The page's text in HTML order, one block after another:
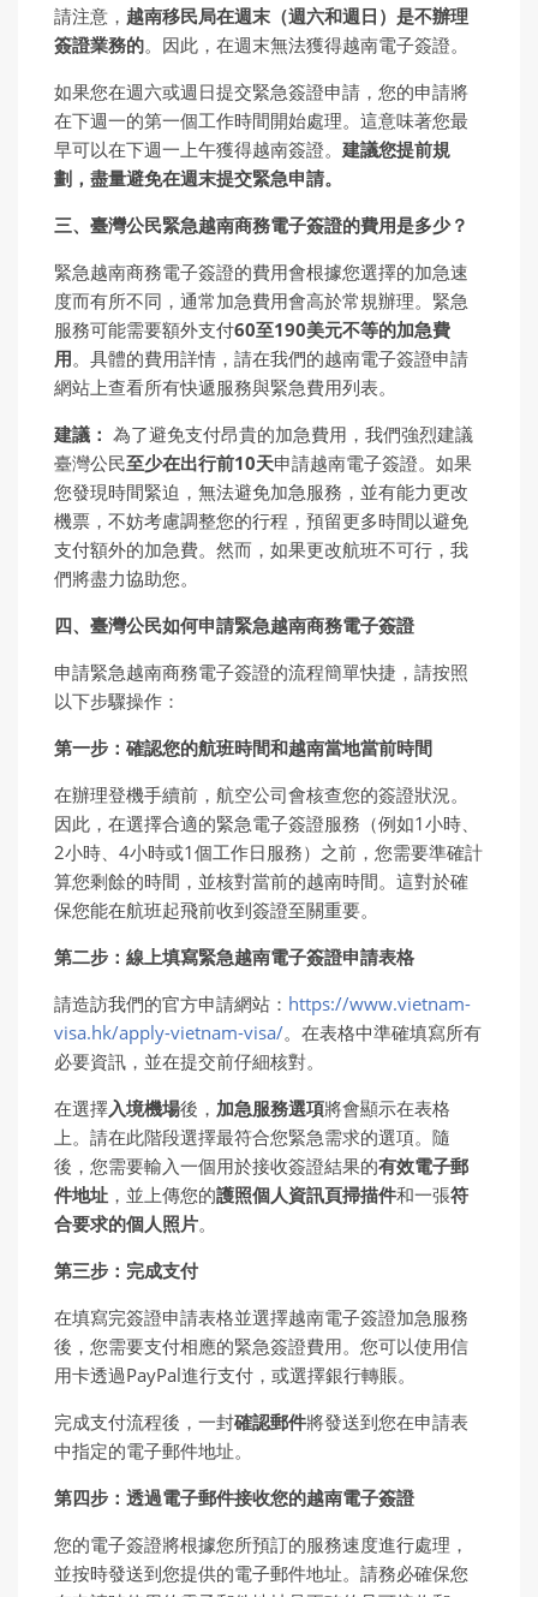
請注意， 越南移民局在週末（週六和週日）是不辦理
簽證業務的。因此，在週末無法獲得越南電子簽證。
如果您在週六或週日提交緊急簽證申請，您的申請將
在下週一的第一個工作時間開始處理。這意味著您最
早可以在下週一上午獲得越南簽證。 建議您提前規
劃，盡量避免在週末提交緊急申請。
三、臺灣公民緊急越南商務電子簽證的費用是多少？
緊急越南商務電子簽證的費用會根據您選擇的加急速
度而有所不同，通常加急費用會高於常規辦理。緊急
服務可能需要額外支付60至190美元不等的加急費
用。具體的費用詳情，請在我們的越南電子簽證申請
網站上查看所有快遞服務與緊急費用列表。
建議： 為了避免支付昂貴的加急費用，我們強烈建議
臺灣公民至少在出行前10天申請越南電子簽證。如果
您發現時間緊迫，無法避免加急服務，並有能力更改
機票，不妨考慮調整您的行程，預留更多時間以避免
支付額外的加急費。然而，如果更改航班不可行，我
們將盡力協助您。
四、臺灣公民如何申請緊急越南商務電子簽證
申請緊急越南商務電子簽證的流程簡單快捷，請按照
以下步驟操作：
第一步：確認您的航班時間和越南當地當前時間
在辦理登機手續前，航空公司會核查您的簽證狀況。
因此，在選擇合適的緊急電子簽證服務（例如1小時、
2小時、4小時或1個工作日服務）之前，您需要準確計
算您剩餘的時間，並核對當前的越南時間。這對於確
保您能在航班起飛前收到簽證至關重要。
第二步：線上填寫緊急越南電子簽證申請表格
請造訪我們的官方申請網站： https://www.vietnam-
visa.hk/apply-vietnam-visa/。在表格中準確填寫所有
必要資訊，並在提交前仔細核對。
在選擇入境機場後， 加急服務選項將會顯示在表格
上。請在此階段選擇最符合您緊急需求的選項。隨
後，您需要輸入一個用於接收簽證結果的有效電子郵
件地址 ，並上傳您的護照個人資訊頁掃描件和一張符
合要求的個人照片。
第三步：完成支付
在填寫完簽證申請表格並選擇越南電子簽證加急服務
後，您需要支付相應的緊急簽證費用。您可以使用信
用卡透過PayPal進行支付，或選擇銀行轉賬。
完成支付流程後，一封確認郵件將發送到您在申請表
中指定的電子郵件地址。
第四步：透過電子郵件接收您的越南電子簽證
您的電子簽證將根據您所預訂的服務速度進行處理，
並按時發送到您提供的電子郵件地址。請務必確保您